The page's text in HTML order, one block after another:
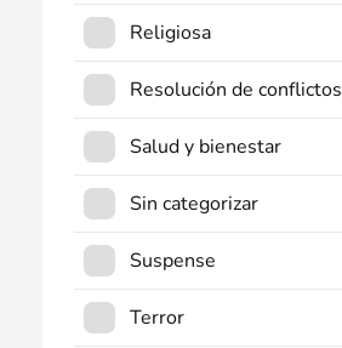
Religiosa
Resolución de conflictos
Salud y bienestar
Sin categorizar
Suspense
Terror